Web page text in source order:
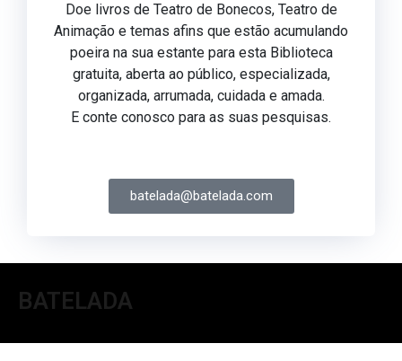
Doe livros de Teatro de Bonecos, Teatro de
Animação e temas afins que estão acumulando
poeira na sua estante para esta Biblioteca
gratuita, aberta ao público, especializada,
organizada, arrumada, cuidada e amada.
E conte conosco para as suas pesquisas.
batelada@batelada.com
BATELADA